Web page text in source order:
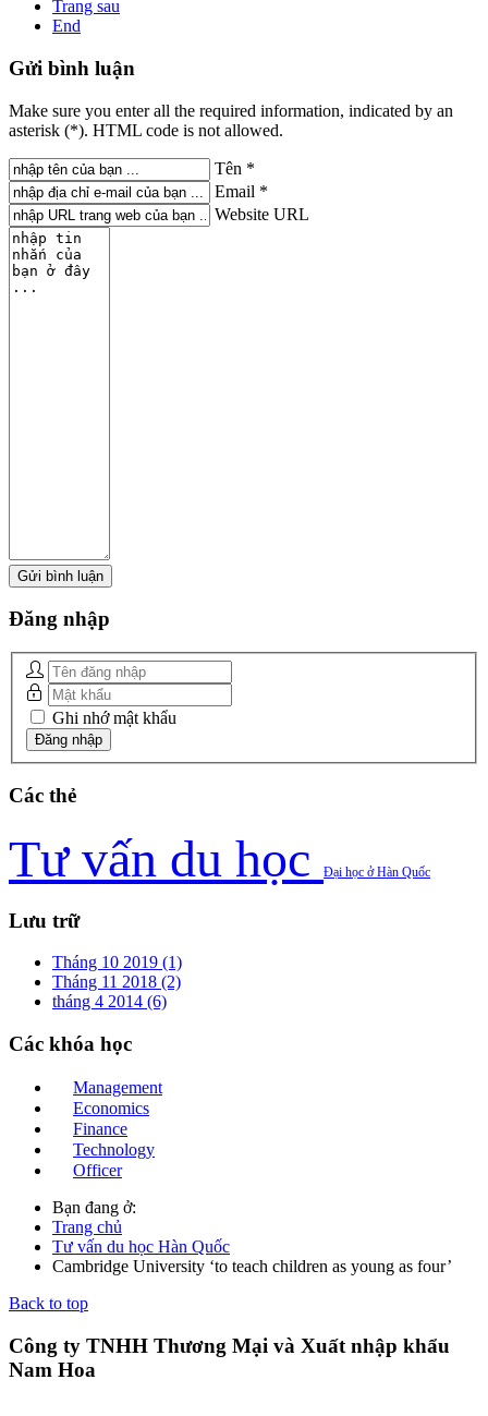
Trang sau
End
Gửi bình luận
Make sure you enter all the required information, indicated by an
asterisk (*). HTML code is not allowed.
Tên *
Email *
Website URL
Đăng nhập
Ghi nhớ mật khẩu
Các thẻ
Tư vấn du học Đại học ở Hàn Quốc
Lưu trữ
Tháng 10 2019 (1)
Tháng 11 2018 (2)
tháng 4 2014 (6)
Các khóa học
Management
Economics
Finance
Technology
Officer
Bạn đang ở:
Trang chủ
Tư vấn du học Hàn Quốc
Cambridge University ‘to teach children as young as four’
Back to top
Công ty TNHH Thương Mại và Xuất nhập khẩu
Nam Hoa